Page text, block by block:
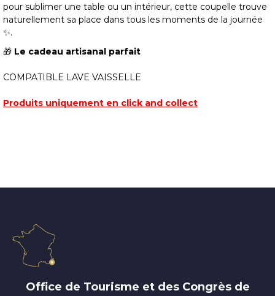
pour sublimer une table ou un intérieur, cette coupelle trouve
naturellement sa place dans tous les moments de la journée
✨.
🎁 Le cadeau artisanal parfait
COMPATIBLE LAVE VAISSELLE
Produits uniquement en click and collect
Office de Tourisme et des Congrès de